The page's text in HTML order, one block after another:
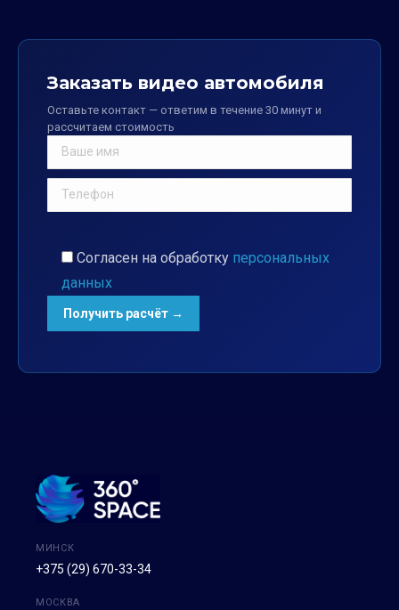
Заказать видео автомобиля
Оставьте контакт — ответим в течение 30 минут и
рассчитаем стоимость
Согласен на обработку персональных
данных
МИНСК
+375 (29) 670-33-34
МОСКВА